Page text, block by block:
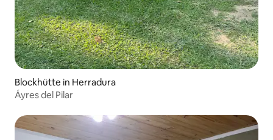
Blockhütte in Herradura
Áyres del Pilar